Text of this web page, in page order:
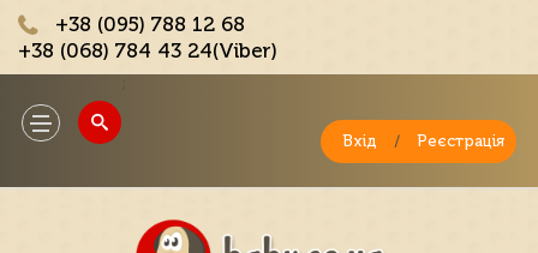
+38 (095) 788 12 68
+38 (068) 784 43 24(Viber)
Toggle
navigation
Вхід / Реєстрація